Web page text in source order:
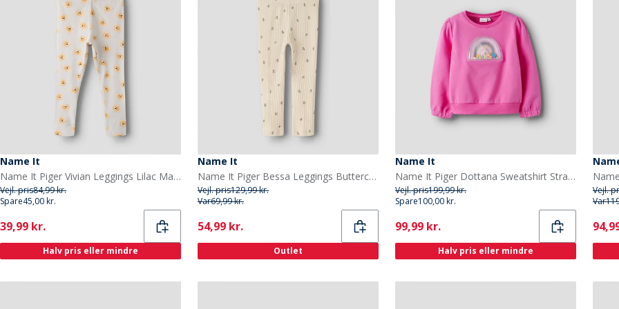
Name It
Name It Piger Vivian Leggings Lilac Marble
Vejl. pris84,99 kr.
Spare45,00 kr.
Current
39,99 kr.
Halv pris eller mindre
Name It
Name It Piger Bessa Leggings Buttercream
Vejl. pris129,99 kr.
Var69,99 kr.
Current
54,99 kr.
Outlet
Name It
Name It Piger Dottana Sweatshirt Strawberry Moon
Vejl. pris199,99 kr.
Spare100,00 kr.
Current
99,99 kr.
Halv pris eller mindre
Vejl.
Var